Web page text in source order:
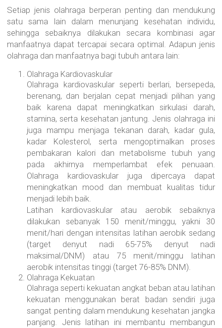
Setiap jenis olahraga berperan penting dan mendukung
satu sama lain dalam menunjang kesehatan individu,
sehingga sebaiknya dilakukan secara kombinasi agar
manfaatnya dapat tercapai secara optimal. Adapun jenis
olahraga dan manfaatnya bagi tubuh antara lain:
Olahraga Kardiovaskular
Olahraga kardiovaskular seperti berlari, bersepeda,
berenang, dan berjalan cepat menjadi pilihan yang
baik karena dapat meningkatkan sirkulasi darah,
stamina, serta kesehatan jantung. Jenis olahraga ini
juga mampu menjaga tekanan darah, kadar gula,
kadar Kolesterol, serta mengoptimalkan proses
pembakaran kalori dan metabolisme tubuh yang
pada akhirnya memperlambat efek penuaan.
Olahraga kardiovaskular juga dipercaya dapat
meningkatkan mood dan membuat kualitas tidur
menjadi lebih baik.
Latihan kardiovaskular atau aerobik sebaiknya
dilakukan sebanyak 150 menit/minggu, yakni 30
menit/hari dengan intensitas latihan aerobik sedang
(target denyut nadi 65-75% denyut nadi
maksimal/DNM) atau 75 menit/minggu latihan
aerobik intensitas tinggi (target 76-85% DNM).
Olahraga Kekuatan
Olahraga seperti kekuatan angkat beban atau latihan
kekuatan menggunakan berat badan sendiri juga
sangat penting dalam mendukung kesehatan jangka
panjang. Jenis latihan ini membantu membangun